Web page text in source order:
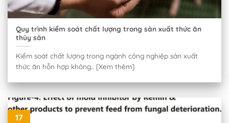
Quy trình kiểm soát chất lượng trong sản xuất thức ăn
thủy sản
Kiểm soát chất lượng trong ngành công nghiệp sản xuất
thức ăn hỗn hợp không... [Xem thêm]
17